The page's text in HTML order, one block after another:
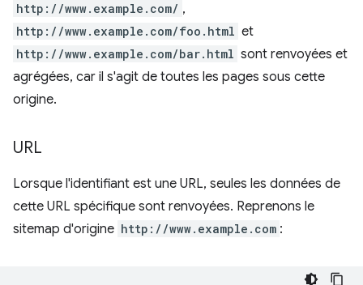
http://www.example.com/ ,
http://www.example.com/foo.html et
http://www.example.com/bar.html sont renvoyées et
agrégées, car il s'agit de toutes les pages sous cette
origine.
URL
Lorsque l'identifiant est une URL, seules les données de
cette URL spécifique sont renvoyées. Reprenons le
sitemap d'origine http://www.example.com :